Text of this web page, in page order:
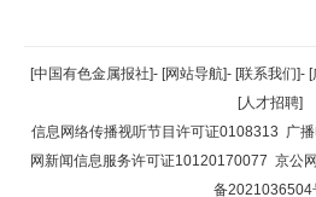
返回顶部
返回首页
[中国有色金属报社]- [网站导航]- [联系我们]- [
[人才招聘]
信息网络传播视听节目许可证0108313 广
网新闻信息服务许可证10120170077 京公
备2021036504